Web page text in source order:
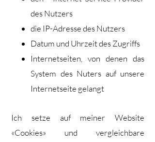
des Nutzers
die IP-Adresse des Nutzers
Datum und Uhrzeit des Zugriffs
Internetseiten, von denen das
System des Nuters auf unsere
Internetseite gelangt
Ich setze auf meiner Website
«Cookies» und vergleichbare